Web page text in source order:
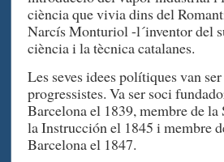
ciència que vivia dins del
Narcís Monturiol -l´inventor del
ciència i la tècnica catalanes.
Les seves idees polítiques van
progressistes. Va ser soci
Barcelona el 1839, membre de
la Instrucción el 1845 i membre
Barcelona el 1847.